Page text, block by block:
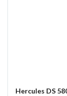
Hercules DS